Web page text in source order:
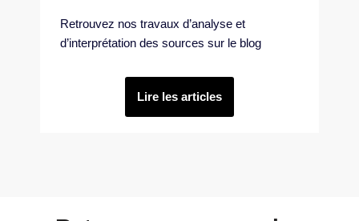
Retrouvez nos travaux d’analyse et
d’interprétation des sources sur le blog
Lire les articles